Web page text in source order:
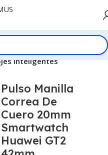
Inteligentes
Pulso Manilla
Correa De
Cuero 20mm
Smartwatch
Huawei GT2